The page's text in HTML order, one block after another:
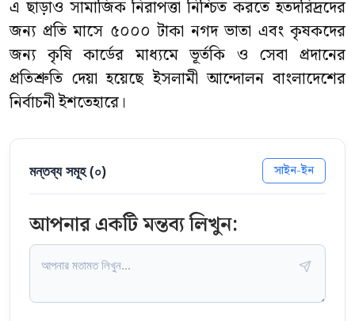
এ ছাড়াও সামাজিক নিরাপত্তা নিশ্চিত করতে হতদরিদ্রদের
জন্য প্রতি মাসে ৫০০০ টাকা নগদ ভাতা এবং কৃষকদের
জন্য কৃষি কার্ডের মাধ্যমে ভূর্তকি ও সেবা প্রদানের
প্রতিশ্রুতি দেয়া হয়েছে ইসলামী আন্দোলন বাংলাদেশের
নির্বাচনী ইশতেহারে।
মন্তব্য সমূহ (০) সাইন-ইন
আপনার একটি মন্তব্য লিখুন: